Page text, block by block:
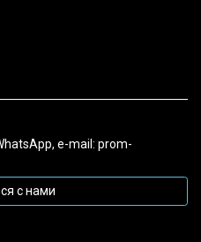
e-mail: prom-
с нами